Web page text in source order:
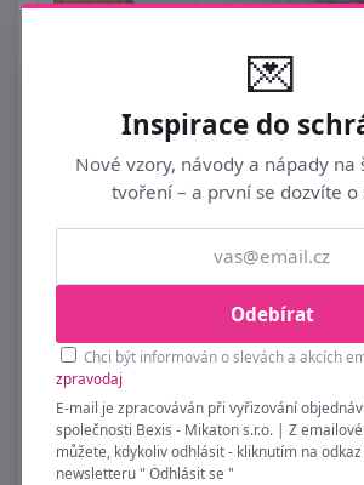
Povlečení Renforcé bavlna -
140x200+70x90 cm
689 Kč
💌
Inspirace do
Nové vzory, návody a nápady na
tvoření – a první se dozvíte o
Odebírat
Chci být informován o slevách a akcích
zpravodaj
E-mail je zpracováván při vyřizování
společnosti Bexis - Mikaton s.r.o. | Z
můžete, kdykoliv odhlásit - kliknutím na
newsletteru " Odhlásit se "